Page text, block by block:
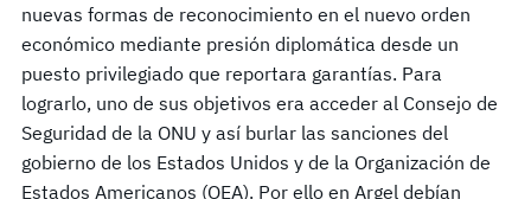
nuevas formas de reconocimiento en el nuevo orden
económico mediante presión diplomática desde un
puesto privilegiado que reportara garantías. Para
lograrlo, uno de sus objetivos era acceder al Consejo de
Seguridad de la ONU y así burlar las sanciones del
gobierno de los Estados Unidos y de la Organización de
Estados Americanos (OEA). Por ello en Argel debían